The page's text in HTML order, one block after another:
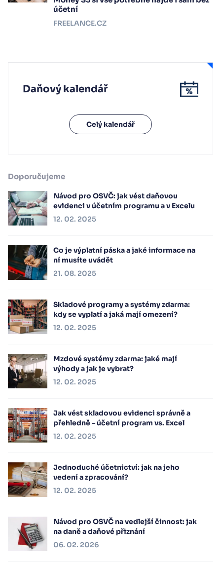
účetní
FREELANCE.CZ
Daňový kalendář
Celý kalendář
Doporučujeme
Návod pro OSVČ: jak vést daňovou
evidenci v účetním programu a v Excelu
12. 02. 2025
Co je výplatní páska a jaké informace na
ní musíte uvádět
21. 08. 2025
Skladové programy a systémy zdarma:
kdy se vyplatí a jaká mají omezení?
12. 02. 2025
Mzdové systémy zdarma: jaké mají
výhody a jak je vybrat?
12. 02. 2025
Jak vést skladovou evidenci správně a
přehledně – účetní program vs. Excel
12. 02. 2025
Jednoduché účetnictví: jak na jeho
vedení a zpracování?
12. 02. 2025
Návod pro OSVČ na vedlejší činnost: jak
na daně a daňové přiznání
06. 02. 2026